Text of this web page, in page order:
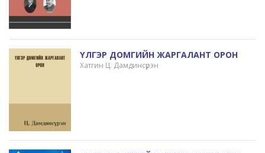
ҮЛГЭР ДОМГИЙН ЖАРГАЛАНТ ОРОН
Хатгин Ц. Дамдинсүрэн